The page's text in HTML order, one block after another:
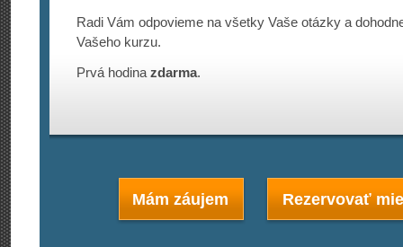
Radi Vám odpovieme na všetky Vaše otázky a
Vašeho kurzu.
Prvá hodina zdarma.
Mám záujem Rezervovať